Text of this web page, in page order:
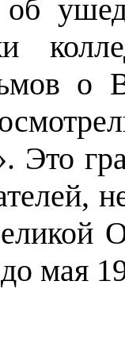
об
Это
мая